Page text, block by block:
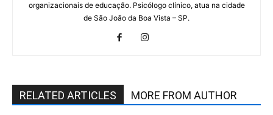
organizacionais de educação. Psicólogo clínico, atua na cidade
de São João da Boa Vista – SP.
RELATED ARTICLES MORE FROM AUTHOR